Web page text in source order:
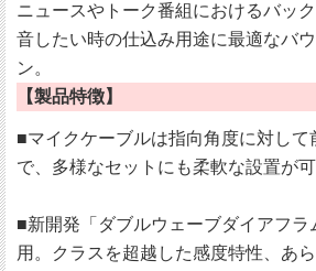
ニュースやトーク番組におけるバッ
音したい時の仕込み用途に最適なバ
ン。
【製品特徴】
■マイクケーブルは指向角度に対して
で、多様なセットにも柔軟な設置が可
■新開発「ダブルウェーブダイアフラ
用。クラスを超越した感度特性、あ